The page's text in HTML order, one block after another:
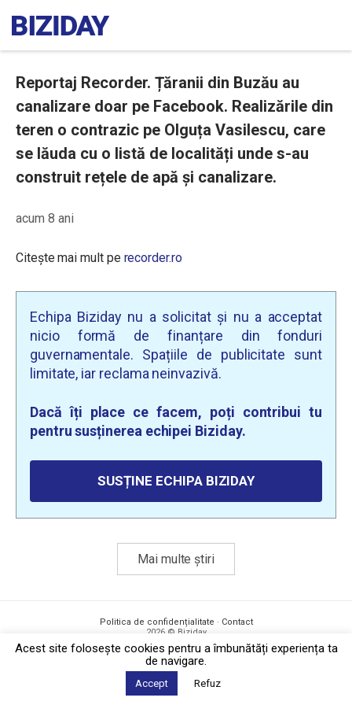
Reportaj Recorder. Țăranii din Buzău au
canalizare doar pe Facebook. Realizările din
teren o contrazic pe Olguța Vasilescu, care
se lăuda cu o listă de localități unde s-au
construit rețele de apă și canalizare.
acum 8 ani
Citește mai mult pe recorder.ro
Echipa Biziday nu a solicitat și nu a acceptat
nicio formă de finanțare din fonduri
guvernamentale. Spațiile de publicitate sunt
limitate, iar reclama neinvazivă.
Dacă îți place ce facem, poți contribui tu
pentru susținerea echipei Biziday.
SUSȚINE ECHIPA BIZIDAY
Mai multe știri
Politica de confidențialitate · Contact
2026 © Biziday
Acest site foloseşte cookies pentru a îmbunătăți experiența ta
de navigare.
Accept Refuz